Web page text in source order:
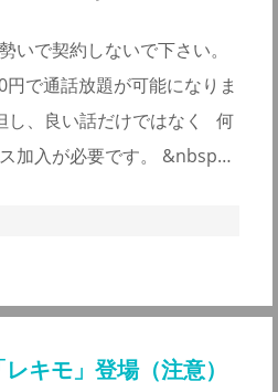
いで契約しないで下さい。
円で通話放題が可能になりま
し、良い話だけではなく 何
加入が必要です。 &nbsp…
キモ」登場（注意）